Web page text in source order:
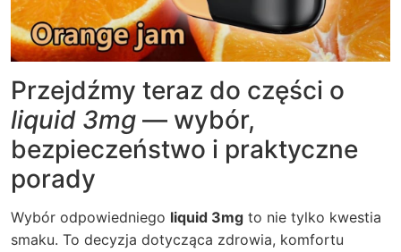
Przejdźmy teraz do części o
liquid 3mg — wybór,
bezpieczeństwo i praktyczne
porady
Wybór odpowiedniego liquid 3mg to nie tylko kwestia
smaku. To decyzja dotycząca zdrowia, komfortu